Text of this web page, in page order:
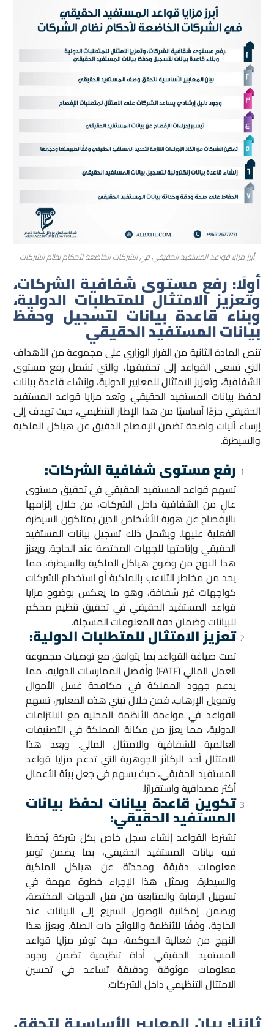
أبرز مزايا قواعد المستفيد الحقيقي في الشركات الخاضعة لأحكام نظام الشركات
أولًا: رفع مستوى شفافية الشركات،
وتعزيز الامتثال للمتطلبات الدولية،
وبناء قاعدة بيانات لتسجيل وحفظ
بيانات المستفيد الحقيقي
تنص المادة الثانية من القرار الوزاري على مجموعة من الأهداف
التي تسعى القواعد إلى تحقيقها، والتي تشمل رفع مستوى
الشفافية، وتعزيز الامتثال للمعايير الدولية، وإنشاء قاعدة بيانات
لحفظ بيانات المستفيد الحقيقي. وتعد مزايا قواعد المستفيد
الحقيقي جزءًا أساسيًا من هذا الإطار التنظيمي، حيث تهدف إلى
إرساء آليات واضحة تضمن الإفصاح الدقيق عن هياكل الملكية
والسيطرة.
رفع مستوى شفافية الشركات:
تسهم قواعد المستفيد الحقيقي في تحقيق مستوى
عالٍ من الشفافية داخل الشركات، من خلال إلزامها
بالإفصاح عن هوية الأشخاص الذين يمتلكون السيطرة
الفعلية عليها. ويشمل ذلك تسجيل بيانات المستفيد
الحقيقي وإتاحتها للجهات المختصة عند الحاجة. ويعزز
هذا النهج من وضوح هياكل الملكية والسيطرة، مما
يحد من مخاطر التلاعب بالملكية أو استخدام الشركات
كواجهات غير شفافة، وهو ما يعكس بوضوح مزايا
قواعد المستفيد الحقيقي في تحقيق تنظيم محكم
للبيانات وضمان دقة المعلومات المسجلة.
تعزيز الامتثال للمتطلبات الدولية:
تمت صياغة القواعد بما يتوافق مع توصيات مجموعة
العمل المالي (FATF) وأفضل الممارسات الدولية، مما
يدعم جهود المملكة في مكافحة غسل الأموال
وتمويل الإرهاب. فمن خلال تبني هذه المعايير، تسهم
القواعد في مواءمة الأنظمة المحلية مع الالتزامات
الدولية، مما يعزز من مكانة المملكة في التصنيفات
العالمية للشفافية والامتثال المالي. ويعد هذا
الامتثال أحد الركائز الجوهرية التي تدعم مزايا قواعد
المستفيد الحقيقي، حيث يسهم في جعل بيئة الأعمال
أكثر مصداقية واستقرارًا.
تكوين قاعدة بيانات لحفظ بيانات
المستفيد الحقيقي:
تشترط القواعد إنشاء سجل خاص بكل شركة يُحفظ
فيه بيانات المستفيد الحقيقي، بما يضمن توفر
معلومات دقيقة ومحدثة عن هياكل الملكية
والسيطرة. ويمثل هذا الإجراء خطوة مهمة في
تسهيل الرقابة والمتابعة من قبل الجهات المختصة،
ويضمن إمكانية الوصول السريع إلى البيانات عند
الحاجة، وفقًا للأنظمة واللوائح ذات الصلة. ويعزز هذا
النهج من فعالية الحوكمة، حيث توفر مزايا قواعد
المستفيد الحقيقي أداة تنظيمية تضمن وجود
معلومات موثوقة ودقيقة تساعد في تحسين
الامتثال التنظيمي داخل الشركات.